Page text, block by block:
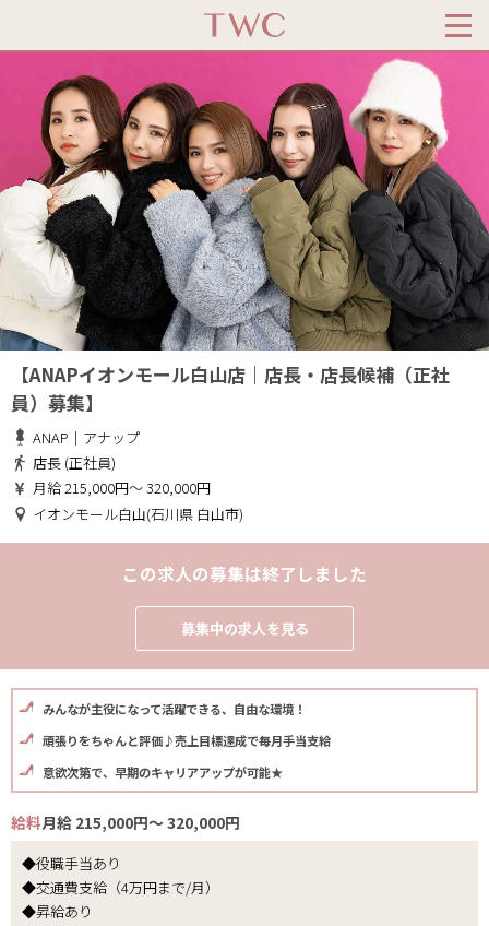
【ANAPイオンモール白山店｜店長・店長候補（正社
員）募集】
ANAP｜アナップ
店長 (正社員)
月給 215,000円～ 320,000円
イオンモール白山(石川県 白山市)
この求人の募集は終了しました
募集中の求人を見る
みんなが主役になって活躍できる、自由な環境！
頑張りをちゃんと評価♪売上目標達成で毎月手当支給
意欲次第で、早期のキャリアアップが可能★
給料月給 215,000円～ 320,000円
◆役職手当あり
◆交通費支給（4万円まで/月）
◆昇給あり